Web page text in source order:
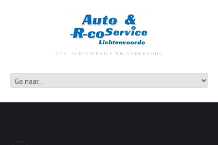
APK, AIRCOSERVICE EN ONDERHOUD